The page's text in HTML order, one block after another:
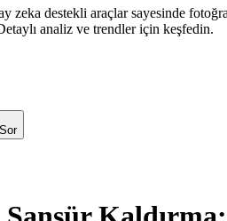
zeka destekli araçlar sayesinde
analiz ve trendler için keşfedin.